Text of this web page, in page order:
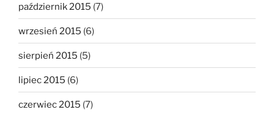
październik 2015 (7)
wrzesień 2015 (6)
sierpień 2015 (5)
lipiec 2015 (6)
czerwiec 2015 (7)